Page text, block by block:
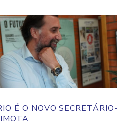
É O NOVO SECRETÁRIO-